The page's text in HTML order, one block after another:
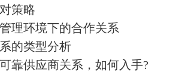
策略
理环境下的合作关系
的类型分析
靠供应商关系，如何入手?